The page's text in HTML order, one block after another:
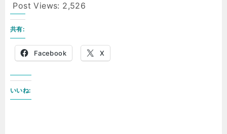
Post Views: 2,526
共有:
Facebook X
いいね: